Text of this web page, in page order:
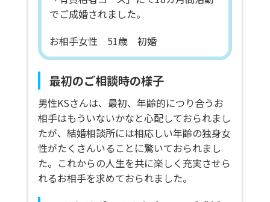
でご成婚されました。
お相手女性 51歳 初婚
最初のご相談時の様子
男性KSさんは、最初、年齢的につり合うお
相手はもういないかなと心配しておられまし
たが、結婚相談所には相応しい年齢の独身女
性がたくさんいることに驚いておられまし
た。これからの人生を共に楽しく充実させら
れるお相手を求めておられました。